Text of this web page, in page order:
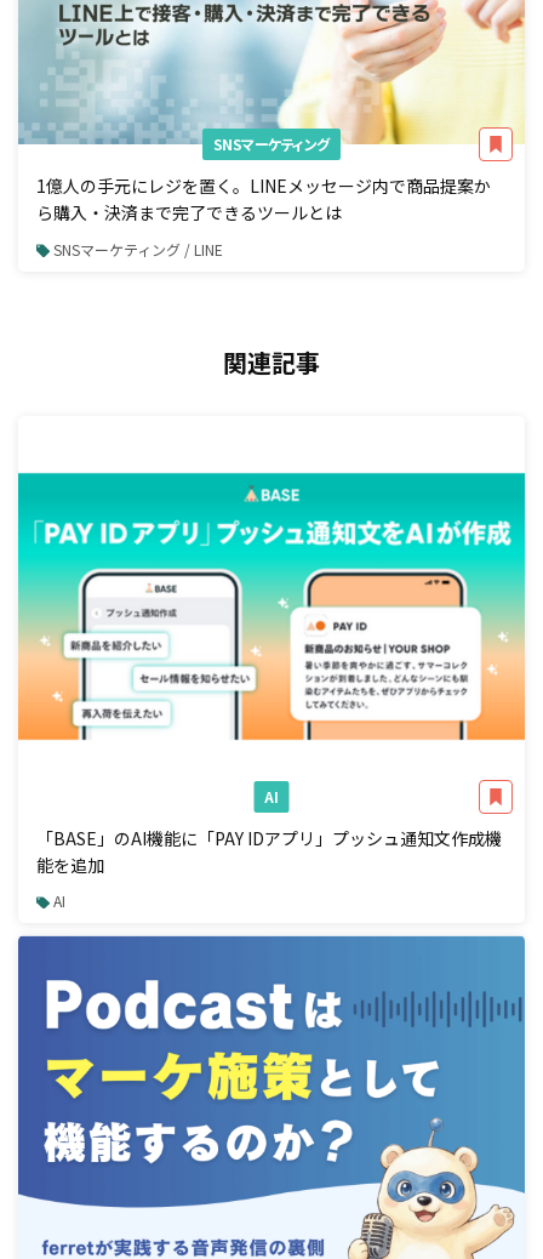
SNSマーケティング
1億人の手元にレジを置く。LINEメッセージ内で商品提案か
ら購入・決済まで完了できるツールとは
SNSマーケティング / LINE
関連記事
AI
「BASE」のAI機能に「PAY IDアプリ」プッシュ通知文作成機
能を追加
AI